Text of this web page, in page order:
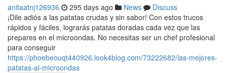
anitaatnj126936 295 days ago News
Discuss
¡Dile adiós a las patatas crudas y sin sabor! Con estos trucos
rápidos y fáciles, lograrás patatas doradas cada vez que las
prepares en el microondas. No necesitas ser un chef profesional
para conseguir
https://phoebeouqt440926.look4blog.com/73222682/las-mejores-
patatas-al-microondas